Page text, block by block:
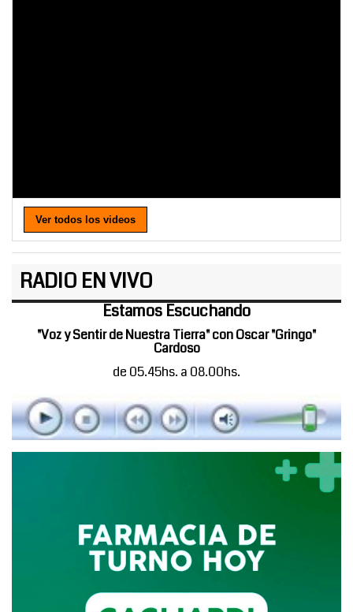
Ver todos los videos
RADIO EN VIVO
Estamos Escuchando
"Voz y Sentir de Nuestra Tierra" con Oscar "Gringo"
Cardoso
de 05.45hs. a 08.00hs.